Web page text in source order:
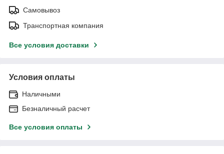
Самовывоз
Транспортная компания
Все условия доставки
Условия оплаты
Наличными
Безналичный расчет
Все условия оплаты